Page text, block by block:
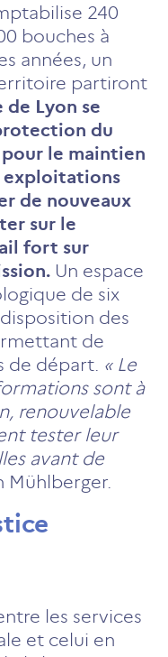
240
bouches à
années, un
partiront
Lyon se
du
pour le maintien
exploitations
de nouveaux
sur le
fort sur
Un espace
de six
des
de
de départ. « Le
sont à
renouvelable
tester leur
avant de
Mühlberger.
les services
et celui en